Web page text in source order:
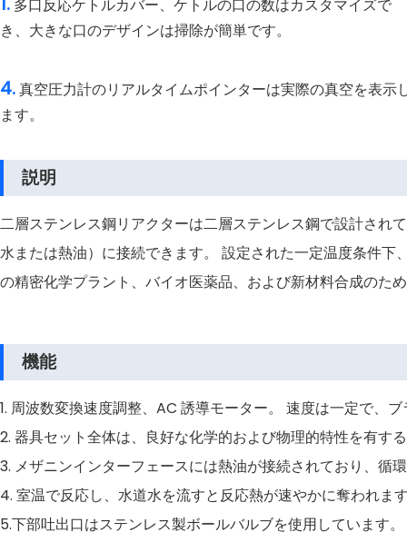
多口反応ケトルカバー、ケトルの口の数はカスタマイズで
き、大きな口のデザインは掃除が簡単です。
4.真空圧力計のリアルタイムポインターは実際の真空を表示
ます。
説明
二層ステンレス鋼リアクターは二層ステンレス鋼で設計され
水または熱油）に接続できます。 設定された一定温度条件
の精密化学プラント、バイオ医薬品、および新材料合成のた
機能
1. 周波数変換速度調整、AC 誘導モーター。 速度は一定で、
2. 器具セット全体は、良好な化学的および物理的特性を有す
3. メザニンインターフェースには熱油が接続されており、循
4. 室温で反応し、水道水を流すと反応熱が速やかに奪われま
5.下部吐出口はステンレス製ボールバルブを使用しています